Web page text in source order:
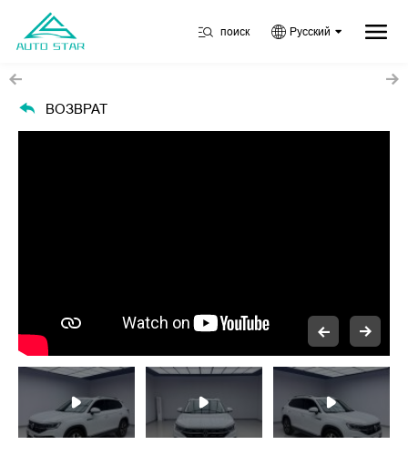
поиск Русский
ВОЗВРАТ